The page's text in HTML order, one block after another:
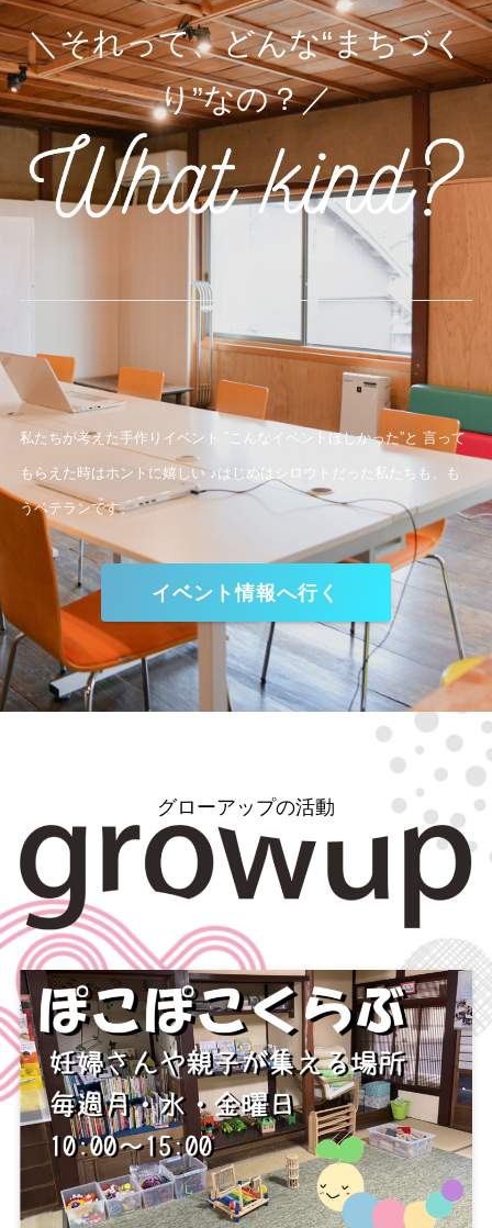
＼それって、どんな“まちづく
り”なの？／
私たちが考えた手作りイベント ”こんなイベントほしかった”と 言って
もらえた時はホントに嬉しい ♪はじめはシロウトだった私たちも、も
うベテランです。
イベント情報へ行く
グローアップの活動